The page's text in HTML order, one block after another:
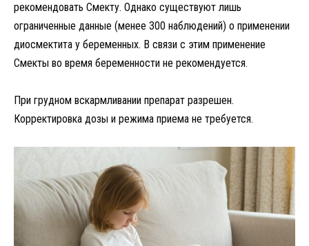
рекомендовать Смекту. Однако существуют лишь
ограниченные данные (менее 300 наблюдений) о применении
диосмектита у беременных. В связи с этим применение
Смекты во время беременности не рекомендуется.
При грудном вскармливании препарат разрешен.
Корректировка дозы и режима приема не требуется.